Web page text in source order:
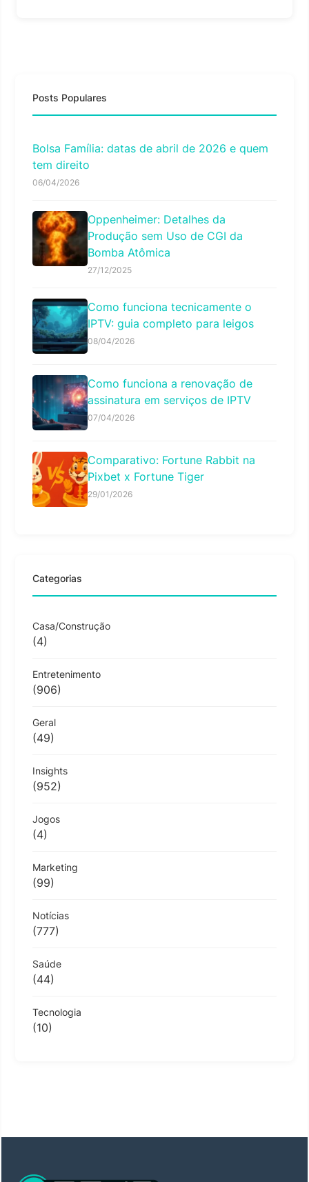
Posts Populares
Bolsa Família: datas de abril de 2026 e quem
tem direito
06/04/2026
Oppenheimer: Detalhes da
Produção sem Uso de CGI da
Bomba Atômica
27/12/2025
Como funciona tecnicamente o
IPTV: guia completo para leigos
08/04/2026
Como funciona a renovação de
assinatura em serviços de IPTV
07/04/2026
Comparativo: Fortune Rabbit na
Pixbet x Fortune Tiger
29/01/2026
Categorias
Casa/Construção
(4)
Entretenimento
(906)
Geral
(49)
Insights
(952)
Jogos
(4)
Marketing
(99)
Notícias
(777)
Saúde
(44)
Tecnologia
(10)